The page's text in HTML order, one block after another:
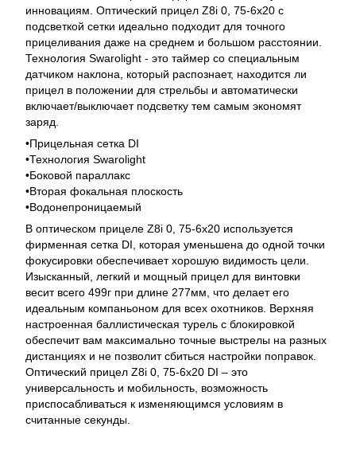
инновациям. Оптический прицел Z8i 0, 75-6x20 с
подсветкой сетки идеально подходит для точного
прицеливания даже на среднем и большом расстоянии.
Технология Swarolight - это таймер со специальным
датчиком наклона, который распознает, находится ли
прицел в положении для стрельбы и автоматически
включает/выключает подсветку тем самым экономят
заряд.
•Прицельная сетка DI
•Технология Swarolight
•Боковой параллакс
•Вторая фокальная плоскость
•Водонепроницаемый
В оптическом прицеле Z8i 0, 75-6x20 используется
фирменная сетка DI, которая уменьшена до одной точки
фокусировки обеспечивает хорошую видимость цели.
Изысканный, легкий и мощный прицел для винтовки
весит всего 499г при длине 277мм, что делает его
идеальным компаньоном для всех охотников. Верхняя
настроенная баллистическая турель с блокировкой
обеспечит вам максимально точные выстрелы на разных
дистанциях и не позволит сбиться настройки поправок.
Оптический прицел Z8i 0, 75-6x20 DI – это
универсальность и мобильность, возможность
приспосабливаться к изменяющимся условиям в
считанные секунды.